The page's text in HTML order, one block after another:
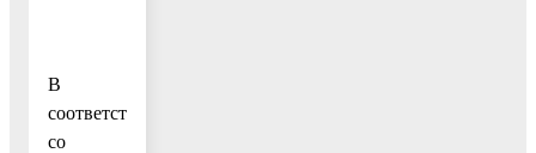
В
соответствии
со